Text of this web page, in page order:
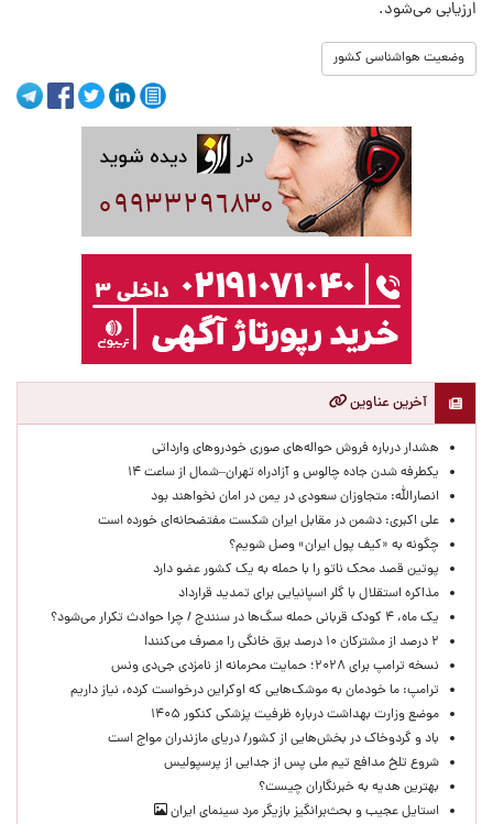
ارزیابی می‌شود.
وضعیت هواشناسی کشور
آخرین عناوین
هشدار درباره فروش حواله‌های صوری خودروهای وارداتی
یکطرفه شدن جاده چالوس و آزادراه تهران–شمال از ساعت ۱۴
انصارالله: متجاوزان سعودی در یمن در امان نخواهند بود
علی اکبری: دشمن در مقابل ایران شکست مفتضحانه‌ای خورده است
چگونه به «کیف پول ایران» وصل شویم؟
پوتین قصد محک ناتو را با حمله به یک کشور عضو دارد
مذاکره استقلال با گلر اسپانیایی برای تمدید قرارداد
یک ماه، ۴ کودک قربانی حمله سگ‌ها در سنندج / چرا حوادث تکرار می‌شود؟
۲ درصد از مشترکان ۱۰ درصد برق خانگی را مصرف می‌کنند!
نسخه ترامپ برای ۲۰۲۸؛ حمایت محرمانه از نامزدی جی‌دی ونس
ترامپ: ما خودمان به موشک‌هایی که اوکراین درخواست کرده، نیاز داریم
موضع وزارت بهداشت درباره ظرفیت پزشکی کنکور ۱۴۰۵
باد و گردوخاک در بخش‌هایی از کشور/ دریای مازندران مواج است
شروع تلخ مدافع تیم ملی پس از جدایی از پرسپولیس
بهترین هدیه به خبرنگاران چیست؟
استایل عجیب و بحث‌برانگیز بازیگر مرد سینمای ایران